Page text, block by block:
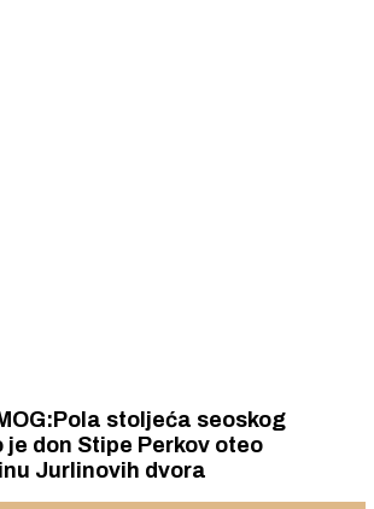
stoljeća seoskog
oteo
Jurlinovih dvora